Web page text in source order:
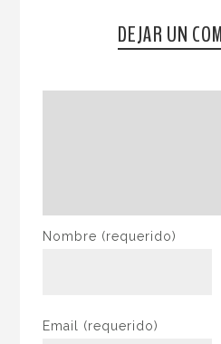
DEJAR UN
Nombre (requerido)
Email (requerido)